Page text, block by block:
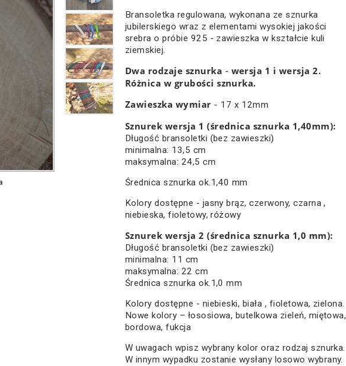
Bransoletka regulowana, wykonana ze sznurka
jubilerskiego wraz z elementami wysokiej jakości
srebra o próbie 925 - zawieszka w kształcie kuli
ziemskiej.
Dwa rodzaje sznurka - wersja 1 i wersja 2.
Różnica w grubości sznurka.
Zawieszka wymiar - 17 x 12mm
Sznurek wersja 1 (średnica sznurka 1,40mm):
Długość bransoletki (bez zawieszki)
minimalna: 13,5 cm
maksymalna: 24,5 cm
Średnica sznurka ok.1,40 mm
Kolory dostępne - jasny brąz, czerwony, czarna ,
niebieska, fioletowy, różowy
Sznurek wersja 2 (średnica sznurka 1,0 mm):
Długość bransoletki (bez zawieszki)
minimalna: 11 cm
maksymalna: 22 cm
Średnica sznurka ok.1,0 mm
Kolory dostępne - niebieski, biała , fioletowa, zielona.
Nowe kolory – łososiowa, butelkowa zieleń, miętowa,
bordowa, fukcja
W uwagach wpisz wybrany kolor oraz rodzaj sznurka.
W innym wypadku zostanie wysłany losowo wybrany.